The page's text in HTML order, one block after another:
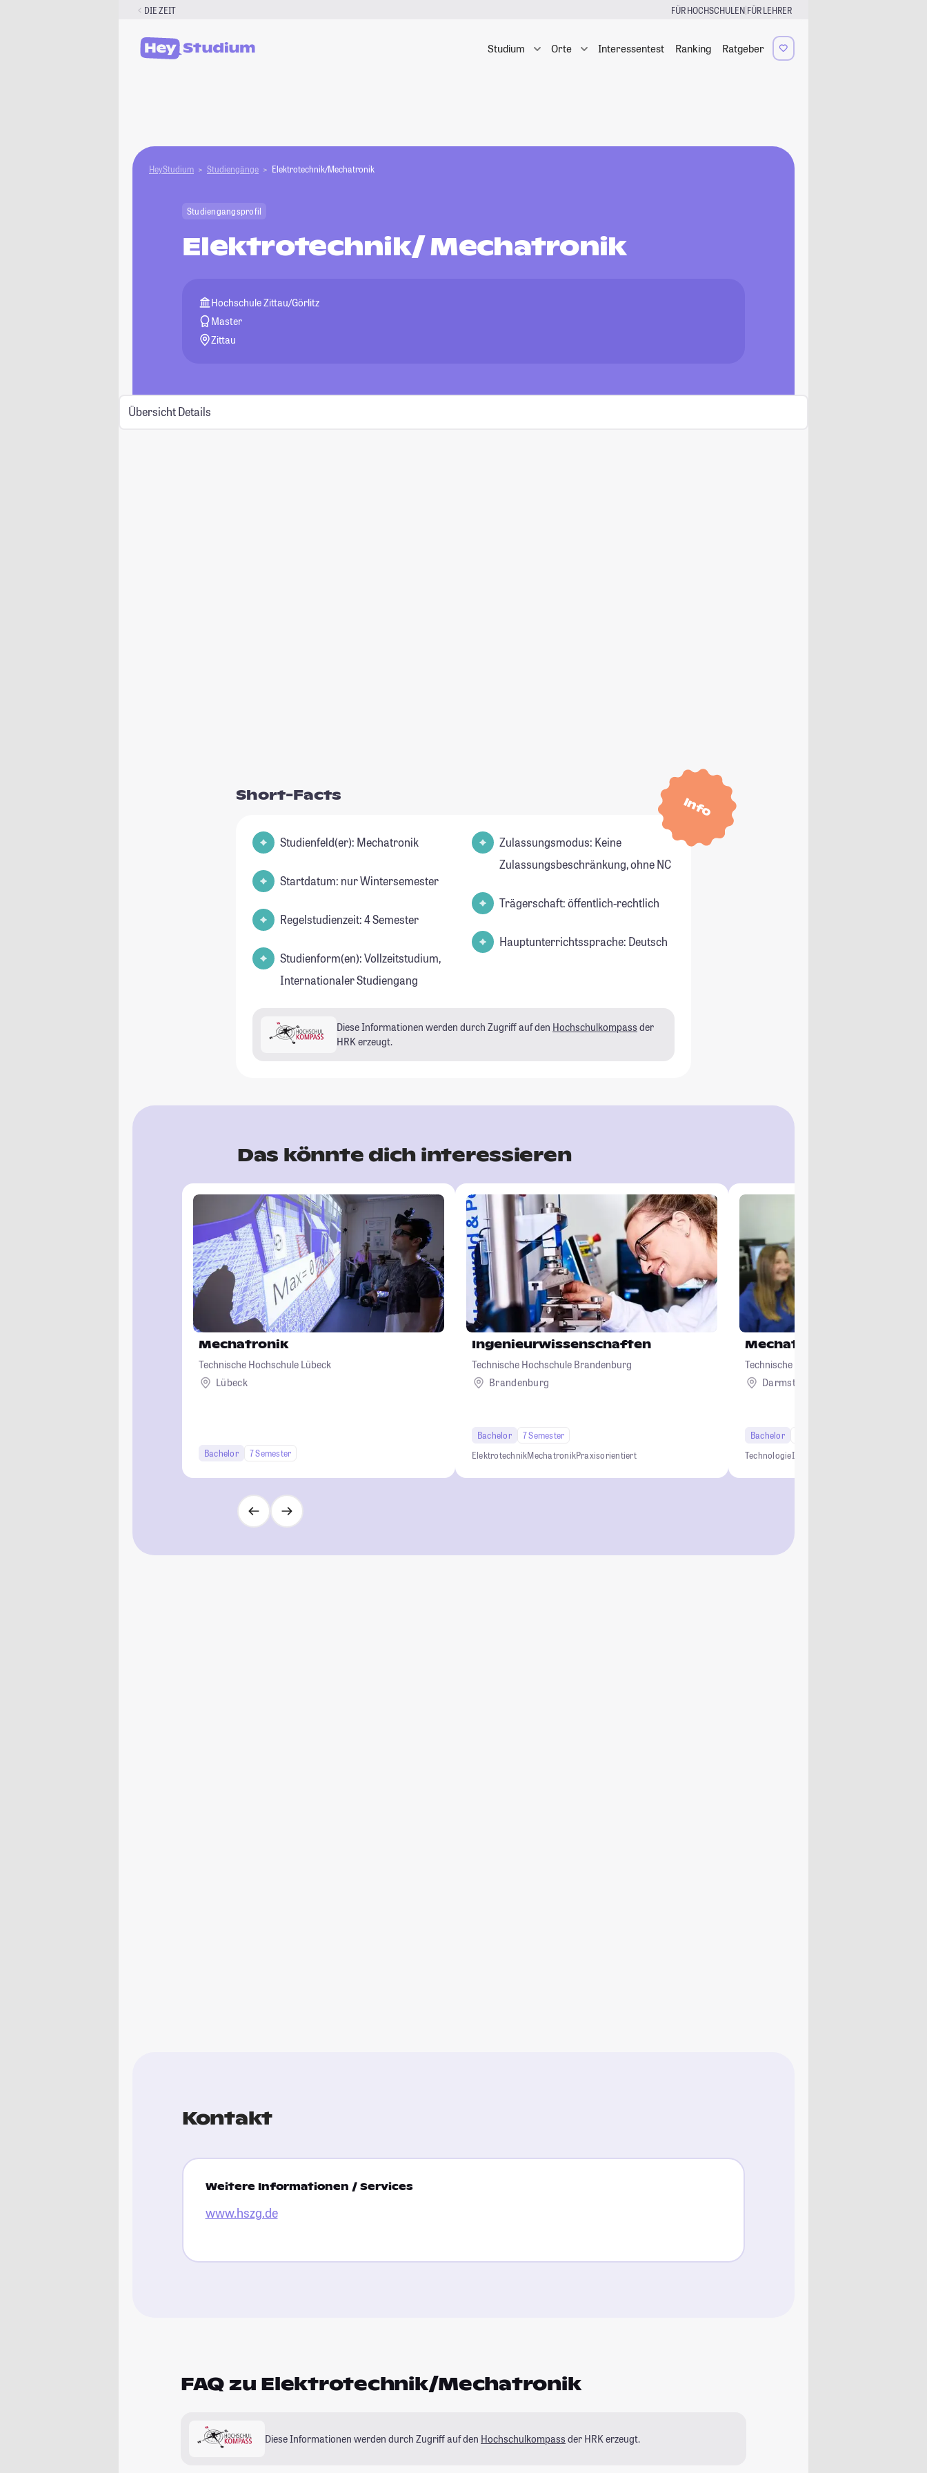
DIE ZEIT FÜR HOCHSCHULEN|FÜR LEHRER
Studium Orte Interessentest Ranking Ratgeber
HeyStudium Studiengänge Elektrotechnik/Mechatronik
Studiengangsprofil
Elektrotechnik/ Mechatronik
Hochschule Zittau/Görlitz
Master
Zittau
Übersicht Details
Info
Short-Facts
Studienfeld(er): Mechatronik
Startdatum: nur Wintersemester
Regelstudienzeit: 4 Semester
Studienform(en): Vollzeitstudium,
Internationaler Studiengang
Zulassungsmodus: Keine
Zulassungsbeschränkung, ohne NC
Trägerschaft: öffentlich-rechtlich
Hauptunterrichtssprache: Deutsch
Diese Informationen werden durch Zugriff auf den Hochschulkompass der
HRK erzeugt.
Das könnte dich interessieren
Mechatronik
Technische Hochschule Lübeck
Lübeck
Bachelor 7 Semester
Ingenieurwissenschaften
Technische Hochschule Brandenburg
Brandenburg
Bachelor
7 Semester
ElektrotechnikMechatronikPraxisorientiert
Mechatronik
Technische Universität Darmstadt
Darmstadt
Bachelor
TechnologieIngenieur
Kontakt
Weitere Informationen / Services
www.hszg.de
FAQ zu Elektrotechnik/Mechatronik
Diese Informationen werden durch Zugriff auf den Hochschulkompass der HRK erzeugt.